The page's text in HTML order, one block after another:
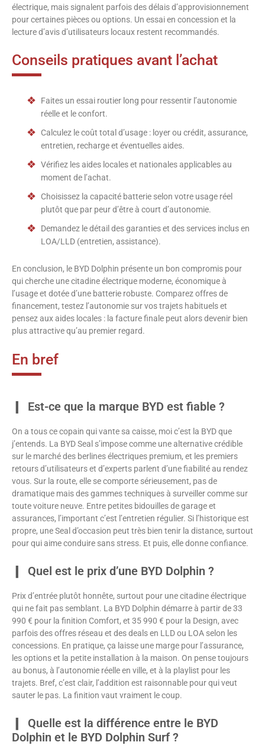
électrique, mais signalent parfois des délais d’approvisionnement
pour certaines pièces ou options. Un essai en concession et la
lecture d’avis d’utilisateurs locaux restent recommandés.
Conseils pratiques avant l’achat
Faites un essai routier long pour ressentir l’autonomie
réelle et le confort.
Calculez le coût total d’usage : loyer ou crédit, assurance,
entretien, recharge et éventuelles aides.
Vérifiez les aides locales et nationales applicables au
moment de l’achat.
Choisissez la capacité batterie selon votre usage réel
plutôt que par peur d’être à court d’autonomie.
Demandez le détail des garanties et des services inclus en
LOA/LLD (entretien, assistance).
En conclusion, le BYD Dolphin présente un bon compromis pour
qui cherche une citadine électrique moderne, économique à
l’usage et dotée d’une batterie robuste. Comparez offres de
financement, testez l’autonomie sur vos trajets habituels et
pensez aux aides locales : la facture finale peut alors devenir bien
plus attractive qu’au premier regard.
En bref
Est-ce que la marque BYD est fiable ?
On a tous ce copain qui vante sa caisse, moi c’est la BYD que
j’entends. La BYD Seal s’impose comme une alternative crédible
sur le marché des berlines électriques premium, et les premiers
retours d’utilisateurs et d’experts parlent d’une fiabilité au rendez
vous. Sur la route, elle se comporte sérieusement, pas de
dramatique mais des gammes techniques à surveiller comme sur
toute voiture neuve. Entre petites bidouilles de garage et
assurances, l’important c’est l’entretien régulier. Si l’historique est
propre, une Seal d’occasion peut très bien tenir la distance, surtout
pour qui aime conduire sans stress. Et puis, elle donne confiance.
Quel est le prix d’une BYD Dolphin ?
Prix d’entrée plutôt honnête, surtout pour une citadine électrique
qui ne fait pas semblant. La BYD Dolphin démarre à partir de 33
990 € pour la finition Comfort, et 35 990 € pour la Design, avec
parfois des offres réseau et des deals en LLD ou LOA selon les
concessions. En pratique, ça laisse une marge pour l’assurance,
les options et la petite installation à la maison. On pense toujours
au bonus, à l’autonomie réelle en ville, et à la playlist pour les
trajets. Bref, c’est clair, l’addition est raisonnable pour qui veut
sauter le pas. La finition vaut vraiment le coup.
Quelle est la différence entre le BYD
Dolphin et le BYD Dolphin Surf ?